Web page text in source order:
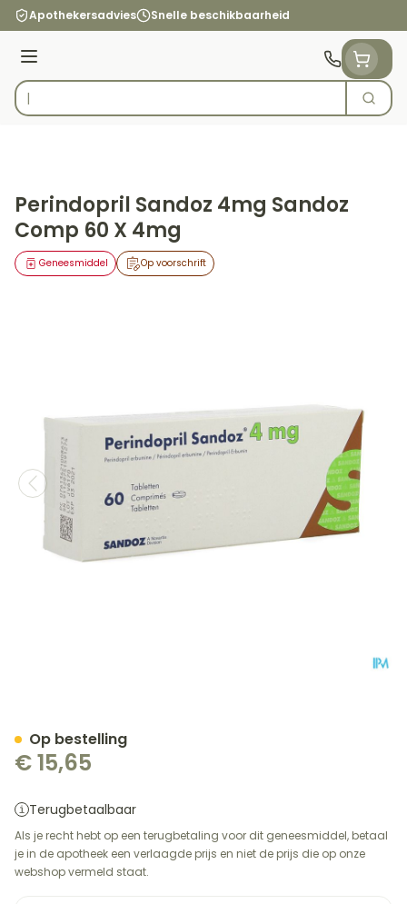
Ga naar de inhoud
Apothekersadvies Snelle beschikbaarheid
Menu
Product, merk, categorie...
Zoek
Perindopril Sandoz 4mg Sandoz
Comp 60 X 4mg
Op voorschrift
Geneesmiddel
€ 15,65
Terugbetaalbaar
Als je recht hebt op een terugbetaling voor dit geneesmiddel, betaal
je in de apotheek een verlaagde prijs en niet de prijs die op onze
webshop vermeld staat.
Op bestelling